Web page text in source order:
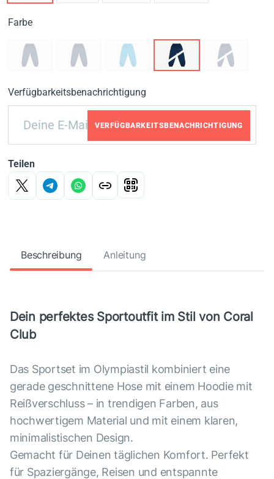
Farbe
Verfügbarkeitsbenachrichtigung
VERFÜGBARKEITSBENACHRICHTIGUNG
Teilen
Beschreibung Anleitung
Dein perfektes Sportoutfit im Stil von Coral
Club
Das Sportset im Olympiastil kombiniert eine
gerade geschnittene Hose mit einem Hoodie mit
Reißverschluss – in trendigen Farben, aus
hochwertigem Material und mit einem klaren,
minimalistischen Design.
Gemacht für Deinen täglichen Komfort. Perfekt
für Spaziergänge, Reisen und entspannte